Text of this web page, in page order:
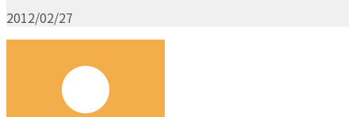
2012/02/27